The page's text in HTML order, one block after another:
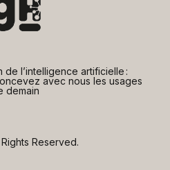
l’intelligence artificielle :
avec nous les usages
demain
Rights Reserved.